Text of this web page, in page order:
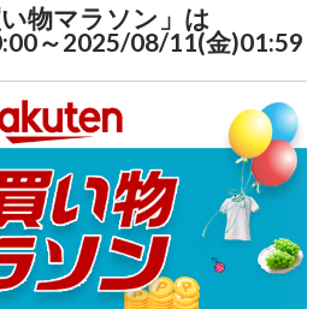
物マラソン」は
～2025/08/11(金)01:59